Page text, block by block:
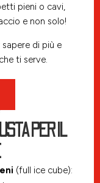
pieni o cavi,
e non solo!
sapere di più e
che ti serve.
PER IL
(full ice cube):